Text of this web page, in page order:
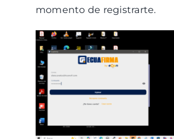
momento de registrarte.